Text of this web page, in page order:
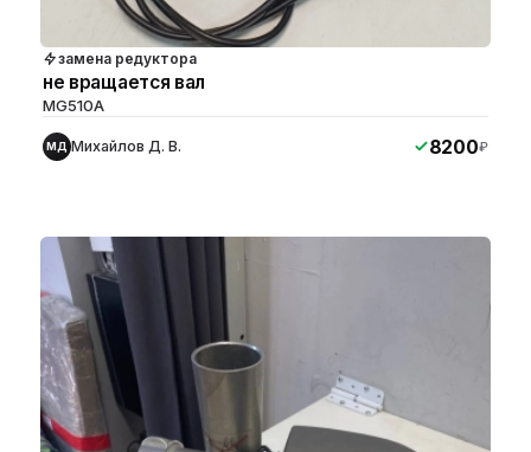
замена редуктора
не вращается вал
MG510A
МД Михайлов Д. В. 8200₽